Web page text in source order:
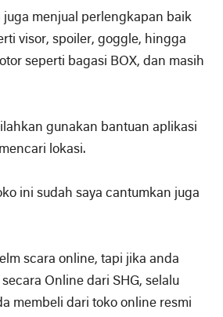
juga menjual perlengkapan baik
visor, spoiler, goggle, hingga
seperti bagasi BOX, dan masih
gunakan bantuan aplikasi
lokasi.
ini sudah saya cantumkan juga
scara online, tapi jika anda
Online dari SHG, selalu
membeli dari toko online resmi